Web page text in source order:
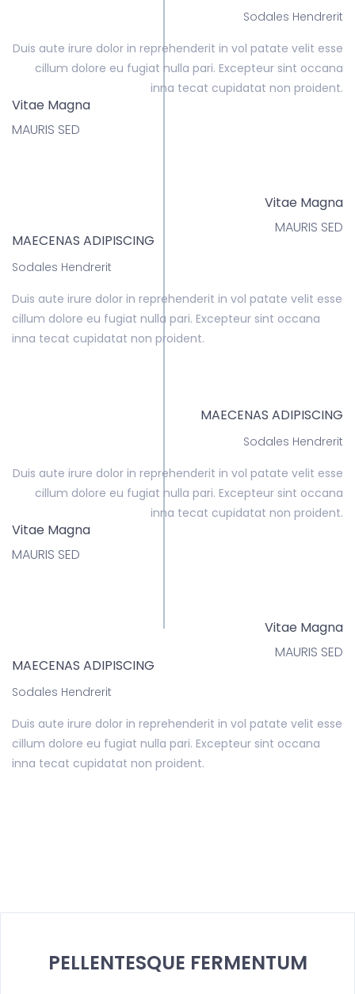
Sodales Hendrerit
Duis aute irure dolor in reprehenderit in vol patate velit esse
cillum dolore eu fugiat nulla pari. Excepteur sint occana
inna tecat cupidatat non proident.
Vitae Magna
MAURIS SED
Vitae Magna
MAURIS SED
MAECENAS ADIPISCING
Sodales Hendrerit
Duis aute irure dolor in reprehenderit in vol patate velit esse
cillum dolore eu fugiat nulla pari. Excepteur sint occana
inna tecat cupidatat non proident.
MAECENAS ADIPISCING
Sodales Hendrerit
Duis aute irure dolor in reprehenderit in vol patate velit esse
cillum dolore eu fugiat nulla pari. Excepteur sint occana
inna tecat cupidatat non proident.
Vitae Magna
MAURIS SED
Vitae Magna
MAURIS SED
MAECENAS ADIPISCING
Sodales Hendrerit
Duis aute irure dolor in reprehenderit in vol patate velit esse
cillum dolore eu fugiat nulla pari. Excepteur sint occana
inna tecat cupidatat non proident.
PELLENTESQUE FERMENTUM